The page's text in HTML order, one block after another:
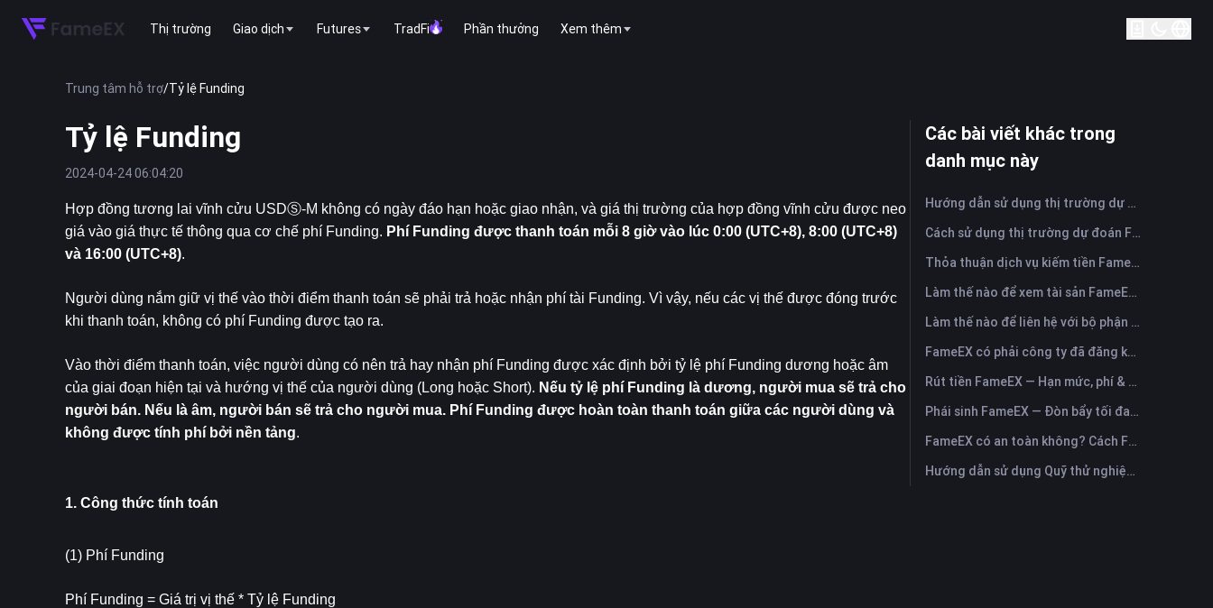
Thị trường Giao dịch Futures TradFi Phần thưởng Xem thêm
Trung tâm hỗ trợ/Tỷ lệ Funding
Tỷ lệ Funding
2024-04-24 06:04:20
Hợp đồng tương lai vĩnh cửu USDⓈ-M không có ngày đáo hạn hoặc giao nhận, và giá thị trường của hợp đồng vĩnh cửu được neo
giá vào giá thực tế thông qua cơ chế phí Funding. Phí Funding được thanh toán mỗi 8 giờ vào lúc 0:00 (UTC+8), 8:00 (UTC+8)
và 16:00 (UTC+8).
Người dùng nắm giữ vị thế vào thời điểm thanh toán sẽ phải trả hoặc nhận phí tài Funding. Vì vậy, nếu các vị thế được đóng trước
khi thanh toán, không có phí Funding được tạo ra.
Vào thời điểm thanh toán, việc người dùng có nên trả hay nhận phí Funding được xác định bởi tỷ lệ phí Funding dương hoặc âm
của giai đoạn hiện tại và hướng vị thế của người dùng (Long hoặc Short). Nếu tỷ lệ phí Funding là dương, người mua sẽ trả cho
người bán. Nếu là âm, người bán sẽ trả cho người mua. Phí Funding được hoàn toàn thanh toán giữa các người dùng và
không được tính phí bởi nền tảng.
1. Công thức tính toán
(1) Phí Funding
Phí Funding = Giá trị vị thế * Tỷ lệ Funding
Các bài viết khác trong
danh mục này
Hướng dẫn sử dụng thị trường dự đoán FameEX? (Ứng dụng)
Cách sử dụng thị trường dự đoán FameEX? (Trang web)
Thỏa thuận dịch vụ kiếm tiền FameEX
Làm thế nào để xem tài sản FameEX và chuyển tiền? (Ứng dụng)
Làm thế nào để liên hệ với bộ phận hỗ trợ khách hàng trực tuyến của FameEX?
FameEX có phải công ty đã đăng ký không? Pháp nhân vận hành & đăng ký
Rút tiền FameEX — Hạn mức, phí & thời gian
Phái sinh FameEX — Đòn bẩy tối đa, phí & vĩnh cửu USDⓈ-M
FameEX có an toàn không? Cách FameEX bảo vệ tài sản người dùng
Hướng dẫn sử dụng Quỹ thử nghiệm FameEX Futures Trial Fund Plus?